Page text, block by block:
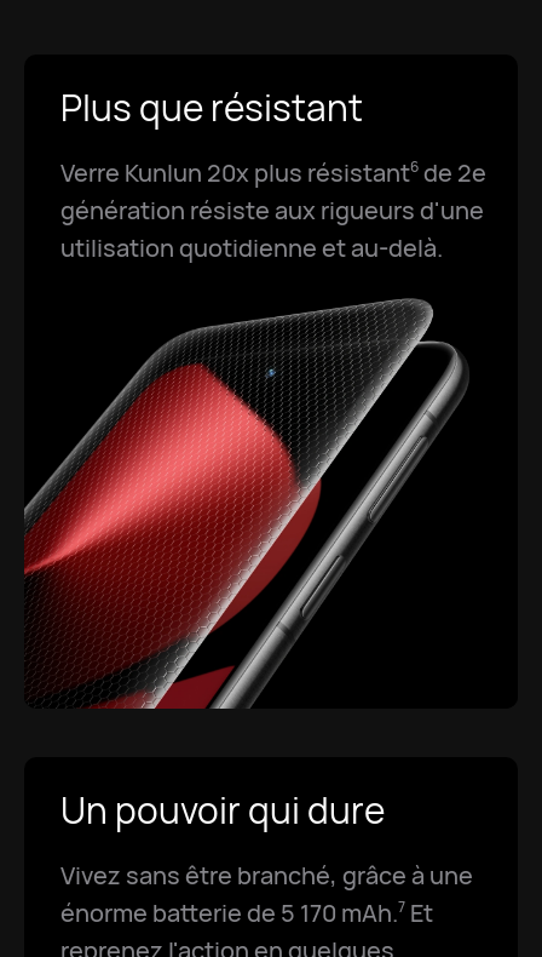
Plus que résistant
Verre Kunlun 20x plus résistant6de 2e
génération résiste aux rigueurs d'une
utilisation quotidienne et au-delà.
Un pouvoir qui dure
Vivez sans être branché, grâce à une
énorme batterie de 5 170 mAh.7Et
reprenez l'action en quelques